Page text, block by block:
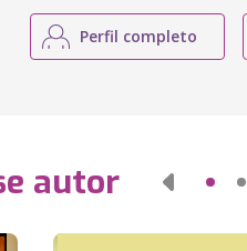
Perfil completo
autor